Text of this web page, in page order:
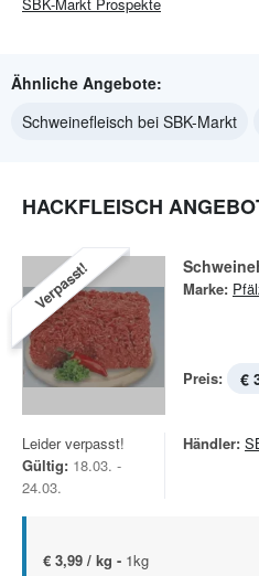
Ähnliche Angebote:
Schweinefleisch bei SBK-Markt
HACKFLEISCH
Verpasst! Marke:
Preis: €
Leider verpasst!
Gültig: 18.03. -
24.03.
Händler:
€ 3,99 / kg - 1kg